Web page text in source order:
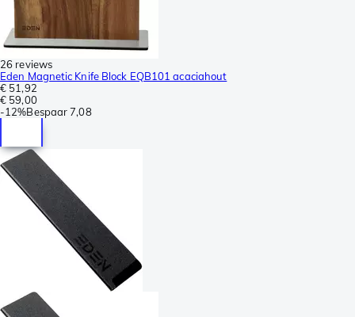
26 reviews
Eden Magnetic Knife Block EQB101 acaciahout
€ 51,92
€ 59,00
-12%Bespaar 7,08